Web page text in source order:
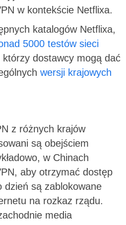
w kontekście Netflixa.
katalogów Netflixa,
5000 testów sieci
dostawcy mogą dać
wersji krajowych
z różnych krajów
są obejściem
w Chinach
aby otrzymać dostęp
są zablokowane
na rozkaz rządu.
media